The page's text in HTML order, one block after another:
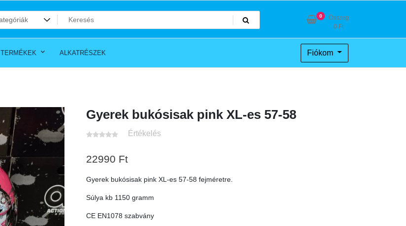
0
Összeg
0 Ft
TERMÉKEK ALKATRÉSZEK Fiókom
Gyerek bukósisak pink XL-es 57-58
Értékelés
22990 Ft
Gyerek bukósisak pink XL-es 57-58 fejméretre.
Súlya kb 1150 gramm
CE EN1078 szabvány